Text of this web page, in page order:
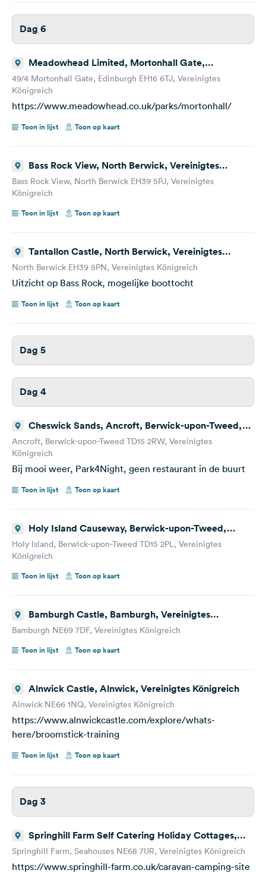
Dag 6
Meadowhead Limited, Mortonhall Gate,
Edinburgh, Vereinigtes Königreich
49/4 Mortonhall Gate, Edinburgh EH16 6TJ, Vereinigtes
Königreich
https://www.meadowhead.co.uk/parks/mortonhall/
Toon in lijst Toon op kaart
Bass Rock View, North Berwick, Vereinigtes
Königreich
Bass Rock View, North Berwick EH39 5PJ, Vereinigtes
Königreich
Toon in lijst
Toon op kaart
Tantallon Castle, North Berwick, Vereinigtes
Königreich
North Berwick EH39 5PN, Vereinigtes Königreich
Uitzicht op Bass Rock, mogelijke boottocht
Toon in lijst Toon op kaart
Dag 5
Dag 4
Cheswick Sands, Ancroft, Berwick-upon-Tweed,
Vereinigtes Königreich
Ancroft, Berwick-upon-Tweed TD15 2RW, Vereinigtes
Königreich
Bij mooi weer, Park4Night, geen restaurant in de buurt
Toon in lijst Toon op kaart
Holy Island Causeway, Berwick-upon-Tweed,
Vereinigtes Königreich
Holy Island, Berwick-upon-Tweed TD15 2PL, Vereinigtes
Königreich
Toon in lijst
Toon op kaart
Bamburgh Castle, Bamburgh, Vereinigtes
Königreich
Bamburgh NE69 7DF, Vereinigtes Königreich
Toon in lijst
Toon op kaart
Alnwick Castle, Alnwick, Vereinigtes Königreich
Alnwick NE66 1NQ, Vereinigtes Königreich
https://www.alnwickcastle.com/explore/whats-
here/broomstick-training
Toon in lijst Toon op kaart
Dag 3
Springhill Farm Self Catering Holiday Cottages,
Seahouses, Vereinigtes Königreich
Springhill Farm, Seahouses NE68 7UR, Vereinigtes Königreich
https://www.springhill-farm.co.uk/caravan-camping-site